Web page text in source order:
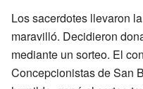
Los sacerdotes llevaron
maravilló. Decidieron
mediante un sorteo. El
Concepcionistas de San